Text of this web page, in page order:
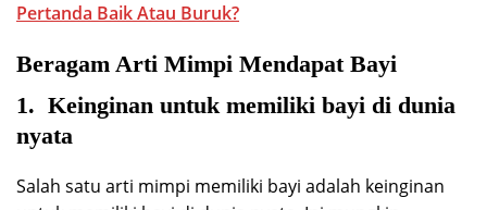
Pertanda Baik Atau Buruk?
Beragam Arti Mimpi Mendapat Bayi
1. Keinginan untuk memiliki bayi di dunia
nyata
Salah satu arti mimpi memiliki bayi adalah keinginan